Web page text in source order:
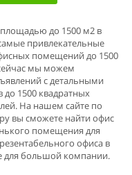
до 1500 м2 в
привлекательные
помещений до 1500
мы можем
с детальными
1500 квадратных
На нашем сайте по
вы сможете найти офис
помещения для
офиса в
для большой компании.